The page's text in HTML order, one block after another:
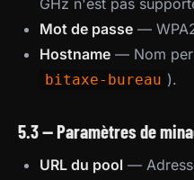
GHz n'est pas
Mot de passe —
Hostname — Nom
bitaxe-bureau ).
5.3 — Paramètres de
URL du pool —